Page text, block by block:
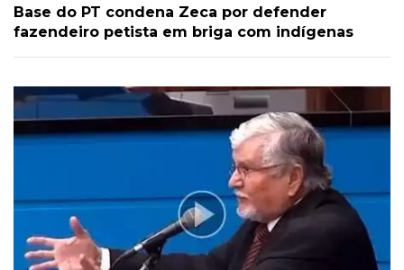
Base do PT condena Zeca por defender
fazendeiro petista em briga com indígenas